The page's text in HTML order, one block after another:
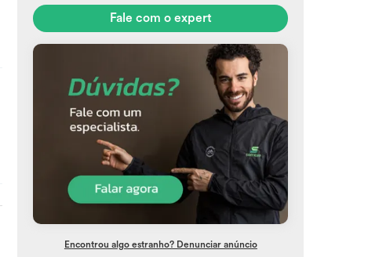
Fale com o expert
Encontrou algo estranho? Denunciar anúncio